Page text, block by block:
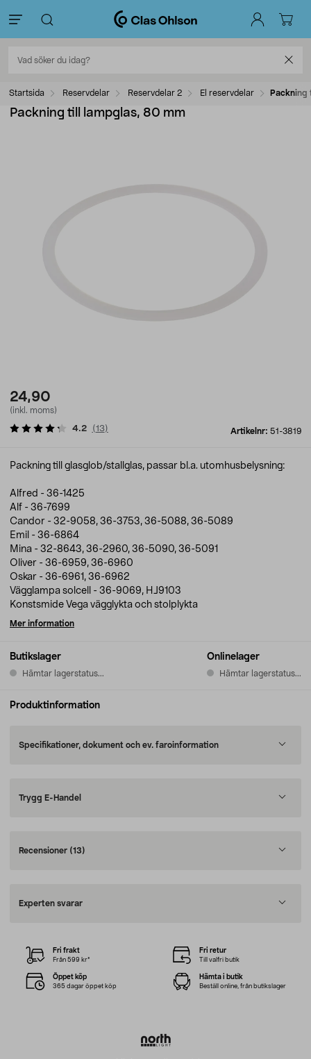
Startsida Reservdelar Reservdelar 2 El reservdelar Packning
Packning till lampglas, 80 mm
24,90
(inkl. moms)
Artikelnr: 51-3819
4.2 (13)
Butikslager
Hämtar lagerstatus...
Onlinelager
Hämtar lagerstatus...
Packning till glasglob/stallglas, passar bl.a. utomhusbelysning:
Alfred - 36-1425
Alf - 36-7699
Candor - 32-9058, 36-3753, 36-5088, 36-5089
Emil - 36-6864
Mina - 32-8643, 36-2960, 36-5090, 36-5091
Oliver - 36-6959, 36-6960
Oskar - 36-6961, 36-6962
Vägglampa solcell - 36-9069, HJ9103
Konstsmide Vega vägglykta och stolplykta
Mer information
Produktinformation
Specifikationer, dokument och ev. faroinformation
Trygg E-Handel
Recensioner (13)
Experten svarar
Fri frakt
Från 599 kr*
Fri retur
Till valfri butik
Öppet köp
365 dagar öppet köp
Hämta i butik
Beställ online, från butikslager